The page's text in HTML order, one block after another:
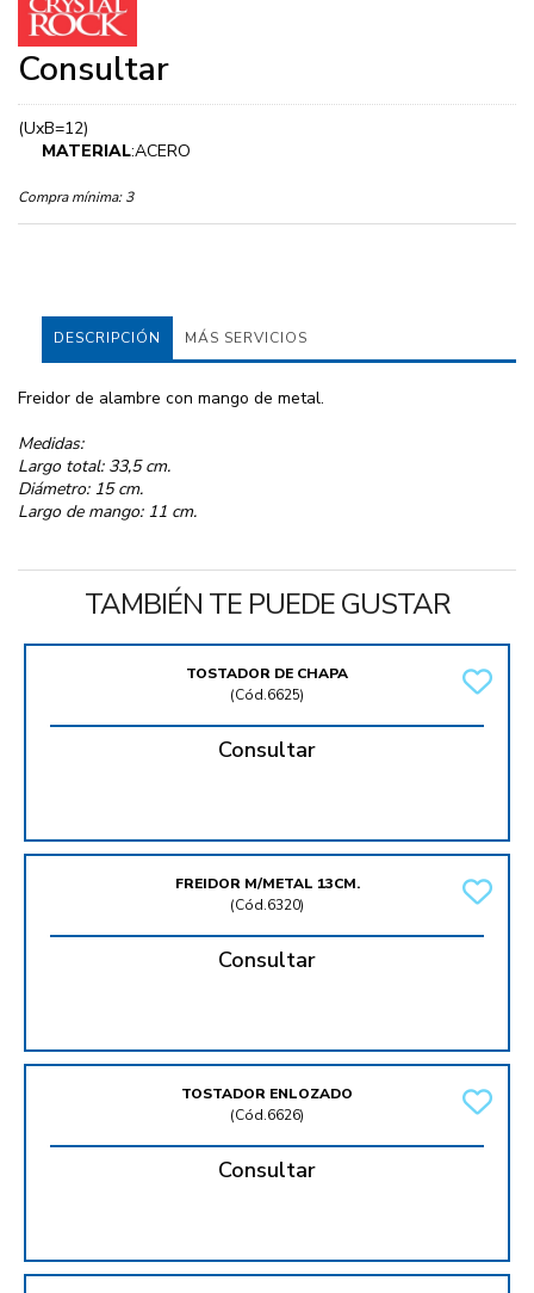
Consultar
(UxB=12)
MATERIAL:ACERO
Compra mínima: 3
DESCRIPCIÓN MÁS SERVICIOS
Freidor de alambre con mango de metal.
Medidas:
Largo total: 33,5 cm.
Diámetro: 15 cm.
Largo de mango: 11 cm.
TAMBIÉN TE PUEDE GUSTAR
TOSTADOR DE CHAPA
(Cód.6625)
Consultar
FREIDOR M/METAL 13CM.
(Cód.6320)
Consultar
TOSTADOR ENLOZADO
(Cód.6626)
Consultar